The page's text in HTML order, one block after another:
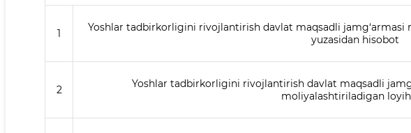
1
Yoshlar tadbirkorligini rivojlantirish davlat maqsadli jamg‘armasi
yuzasidan hisobot
2
Yoshlar tadbirkorligini rivojlantirish davlat maqsadli
moliyalashtiriladigan